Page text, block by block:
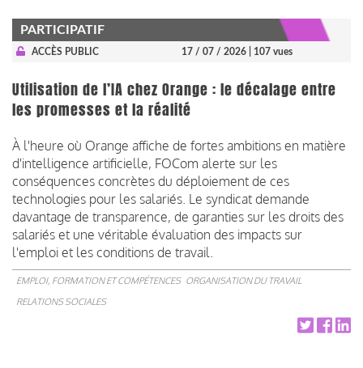
PARTICIPATIF
ACCÈS PUBLIC 17 / 07 / 2026 | 107 vues
Utilisation de l’IA chez Orange : le décalage entre
les promesses et la réalité
À l'heure où Orange affiche de fortes ambitions en matière
d'intelligence artificielle, FOCom alerte sur les
conséquences concrètes du déploiement de ces
technologies pour les salariés. Le syndicat demande
davantage de transparence, de garanties sur les droits des
salariés et une véritable évaluation des impacts sur
l'emploi et les conditions de travail.
EMPLOI, FORMATION ET COMPÉTENCES ORGANISATION DU TRAVAIL
RELATIONS SOCIALES